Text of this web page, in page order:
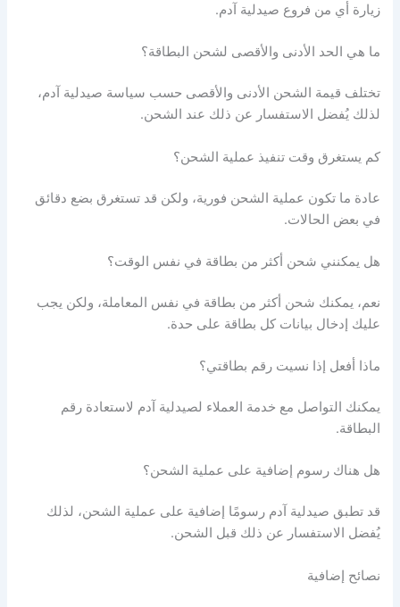
زيارة أي من فروع صيدلية آدم.
ما هي الحد الأدنى والأقصى لشحن البطاقة؟
تختلف قيمة الشحن الأدنى والأقصى حسب سياسة صيدلية آدم،
لذلك يُفضل الاستفسار عن ذلك عند الشحن.
كم يستغرق وقت تنفيذ عملية الشحن؟
عادة ما تكون عملية الشحن فورية، ولكن قد تستغرق بضع دقائق
في بعض الحالات.
هل يمكنني شحن أكثر من بطاقة في نفس الوقت؟
نعم، يمكنك شحن أكثر من بطاقة في نفس المعاملة، ولكن يجب
عليك إدخال بيانات كل بطاقة على حدة.
ماذا أفعل إذا نسيت رقم بطاقتي؟
يمكنك التواصل مع خدمة العملاء لصيدلية آدم لاستعادة رقم
البطاقة.
هل هناك رسوم إضافية على عملية الشحن؟
قد تطبق صيدلية آدم رسومًا إضافية على عملية الشحن، لذلك
يُفضل الاستفسار عن ذلك قبل الشحن.
نصائح إضافية